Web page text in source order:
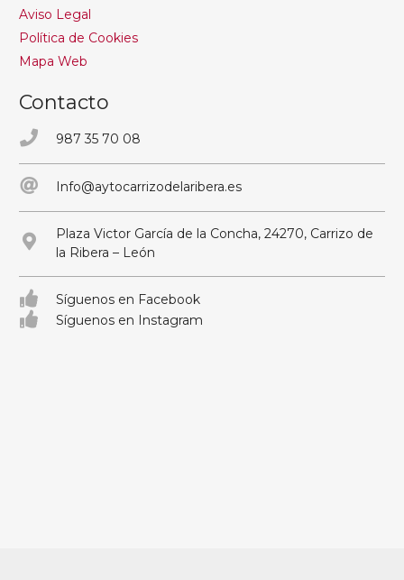
Aviso Legal
Política de Cookies
Mapa Web
Contacto
987 35 70 08
Info@aytocarrizodelaribera.es
Plaza Victor García de la Concha, 24270, Carrizo de
la Ribera – León
Síguenos en Facebook
Síguenos en Instagram